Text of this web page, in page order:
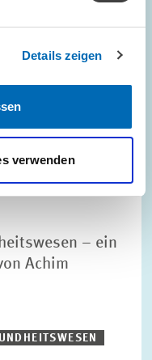
Details zeigen
verwenden
– ein
Achim